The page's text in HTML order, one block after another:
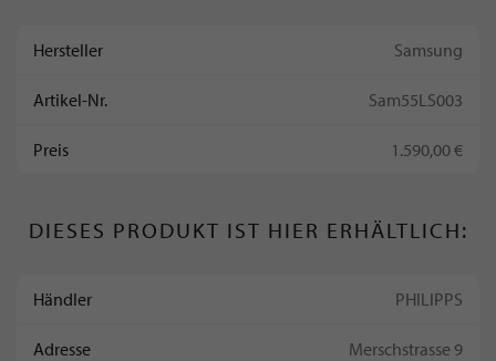
Hersteller Samsung
Artikel-Nr. Sam55LS003
Preis 1.590,00 €
DIESES PRODUKT IST HIER ERHÄLTLICH:
Händler PHILIPPS
Adresse
Merschstrasse 9